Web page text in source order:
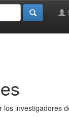
investigadores